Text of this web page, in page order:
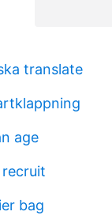
translate
age
bag